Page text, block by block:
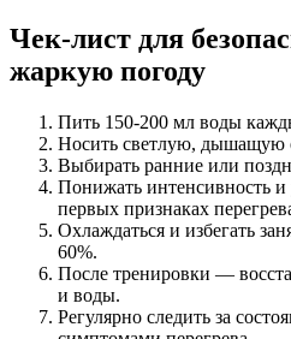
Чек-лист для
жаркую погоду
Пить 150-200 мл воды
Носить светлую, дышащую
Выбирать ранние или
Понижать интенсивность
первых признаках
Охлаждаться и избегать
60%.
После тренировки —
и воды.
Регулярно следить за